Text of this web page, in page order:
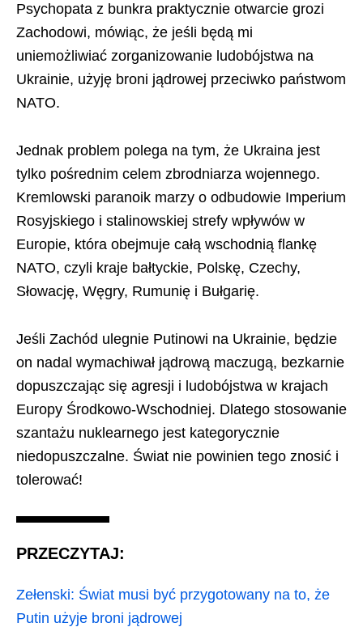
Psychopata z bunkra praktycznie otwarcie grozi
Zachodowi, mówiąc, że jeśli będą mi
uniemożliwiać zorganizowanie ludobójstwa na
Ukrainie, użyję broni jądrowej przeciwko państwom
NATO.
Jednak problem polega na tym, że Ukraina jest
tylko pośrednim celem zbrodniarza wojennego.
Kremlowski paranoik marzy o odbudowie Imperium
Rosyjskiego i stalinowskiej strefy wpływów w
Europie, która obejmuje całą wschodnią flankę
NATO, czyli kraje bałtyckie, Polskę, Czechy,
Słowację, Węgry, Rumunię i Bułgarię.
Jeśli Zachód ulegnie Putinowi na Ukrainie, będzie
on nadal wymachiwał jądrową maczugą, bezkarnie
dopuszczając się agresji i ludobójstwa w krajach
Europy Środkowo-Wschodniej. Dlatego stosowanie
szantażu nuklearnego jest kategorycznie
niedopuszczalne. Świat nie powinien tego znosić i
tolerować!
PRZECZYTAJ:
Zełenski: Świat musi być przygotowany na to, że
Putin użyje broni jądrowej